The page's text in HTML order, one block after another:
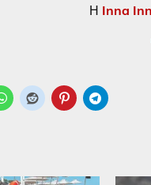
Η Inna